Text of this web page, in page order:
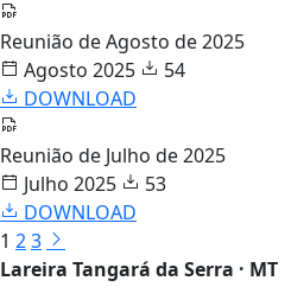
Reunião de Agosto de 2025
Agosto 2025
54
DOWNLOAD
Reunião de Julho de 2025
Julho 2025
53
DOWNLOAD
1 23
Lareira Tangará da Serra · MT